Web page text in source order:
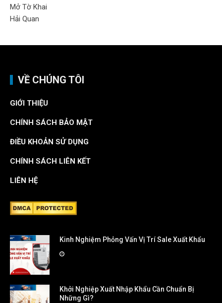
VỀ CHÚNG TÔI
GIỚI THIỆU
CHÍNH SÁCH BẢO MẬT
ĐIỀU KHOẢN SỬ DỤNG
CHÍNH SÁCH LIÊN KẾT
LIÊN HỆ
Kinh Nghiệm Phỏng Vấn Vị Trí Sale Xuất Khẩu
Khởi Nghiệp Xuất Nhập Khẩu Cần Chuẩn Bị
Những Gì?